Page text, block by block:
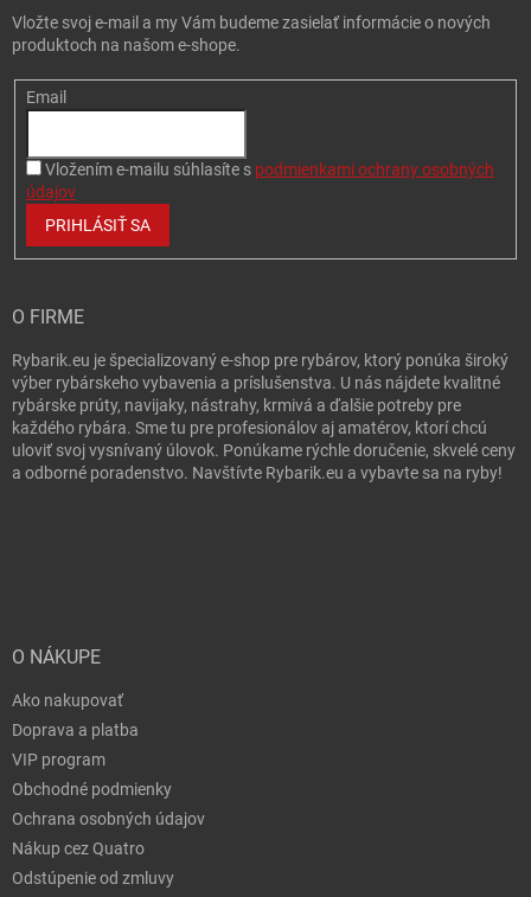
Vložte svoj e-mail a my Vám budeme zasielať informácie o nových
produktoch na našom e-shope.
Email
Vložením e-mailu súhlasíte s podmienkami ochrany osobných
údajov
PRIHLÁSIŤ SA
O FIRME
Rybarik.eu je špecializovaný e-shop pre rybárov, ktorý ponúka široký
výber rybárskeho vybavenia a príslušenstva. U nás nájdete kvalitné
rybárske prúty, navijaky, nástrahy, krmivá a ďalšie potreby pre
každého rybára. Sme tu pre profesionálov aj amatérov, ktorí chcú
uloviť svoj vysnívaný úlovok. Ponúkame rýchle doručenie, skvelé ceny
a odborné poradenstvo. Navštívte Rybarik.eu a vybavte sa na ryby!
O NÁKUPE
Ako nakupovať
Doprava a platba
VIP program
Obchodné podmienky
Ochrana osobných údajov
Nákup cez Quatro
Odstúpenie od zmluvy